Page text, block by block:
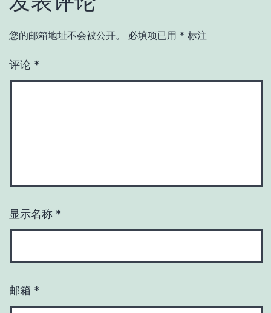
您的邮箱地址不会被公开。 必填项已用 * 标注
评论 *
显示名称 *
邮箱 *